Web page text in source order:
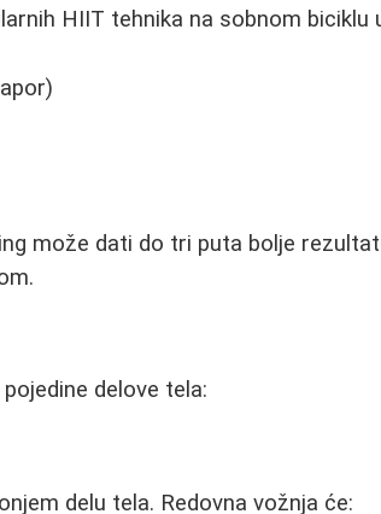
HIIT tehnika na sobnom biciklu
može dati do tri puta bolje
delove tela:
delu tela. Redovna vožnja će: